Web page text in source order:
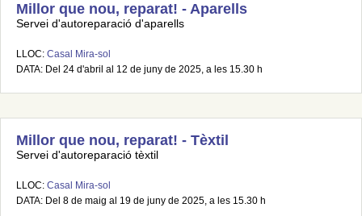
Millor que nou, reparat! - Aparells
Servei d'autoreparació d'aparells
LLOC: Casal Mira-sol
DATA: Del 24 d'abril al 12 de juny de 2025, a les 15.30 h
Millor que nou, reparat! - Tèxtil
Servei d'autoreparació tèxtil
LLOC: Casal Mira-sol
DATA: Del 8 de maig al 19 de juny de 2025, a les 15.30 h